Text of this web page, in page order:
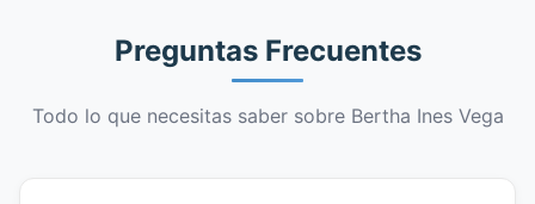
Preguntas Frecuentes
Todo lo que necesitas saber sobre Bertha Ines Vega